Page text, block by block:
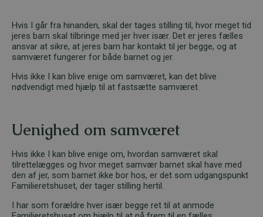
Hvis I går fra hinanden, skal der tages stilling til, hvor meget tid
jeres barn skal tilbringe med jer hver især. Det er jeres fælles
ansvar at sikre, at jeres barn har kontakt til jer begge, og at
samværet fungerer for både barnet og jer.
Hvis ikke I kan blive enige om samværet, kan det blive
nødvendigt med hjælp til at fastsætte samværet.
Uenighed om samværet
Hvis ikke I kan blive enige om, hvordan samværet skal
tilrettelægges og hvor meget samvær barnet skal have med
den af jer, som barnet ikke bor hos, er det som udgangspunkt
Familieretshuset, der tager stilling hertil.
I har som forældre hver især begge ret til at anmode